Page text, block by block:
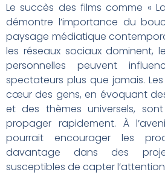
Le succès des films comme «
démontre l’importance du
paysage médiatique
les réseaux sociaux dominent,
personnelles peuvent
spectateurs plus que jamais.
cœur des gens, en évoquant
et des thèmes universels,
propager rapidement. À
pourrait encourager les
davantage dans des
susceptibles de capter